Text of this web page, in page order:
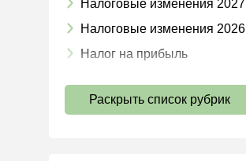
Налоговые изменения 2027
Налоговые изменения 2026
Налог на прибыль
Страховые взносы 2026
Раскрыть список рубрик